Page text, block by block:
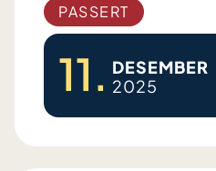
PASSERT
11. DESEMBER
2025
ø